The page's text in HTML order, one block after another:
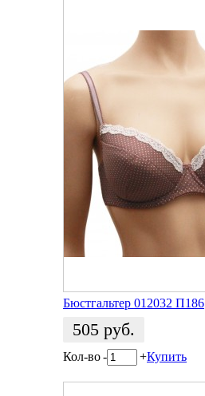
Бюстгальтер 012032 П186
505 руб.
Кол-во- +Купить